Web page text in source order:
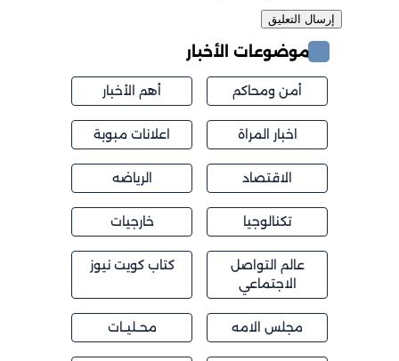
موضوعات الأخبار
أمن ومحاكم أهم الأخبار
اخبار المراة اعلانات مبوبة
الاقتصاد الرياضه
تكنالوجيا خارجيات
عالم التواصل
الاجتماعي
كتاب كويت نيوز
مجلس الامه محــليــات